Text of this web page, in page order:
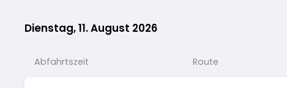
Dienstag, 11. August 2026
Abfahrtszeit Route